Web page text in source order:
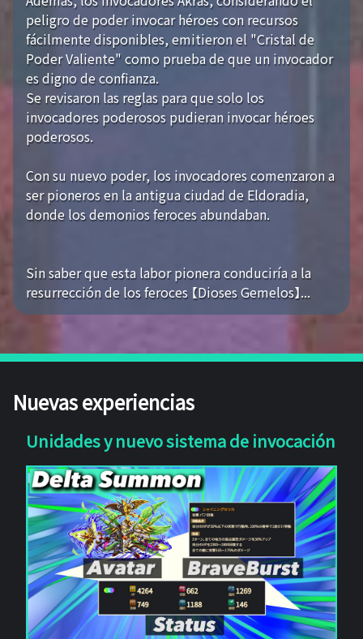
peligro de poder invocar héroes con recursos
fácilmente disponibles, emitieron el "Cristal de
Poder Valiente" como prueba de que un invocador
es digno de confianza.
Se revisaron las reglas para que solo los
invocadores poderosos pudieran invocar héroes
poderosos.
Con su nuevo poder, los invocadores comenzaron a
ser pioneros en la antigua ciudad de Eldoradia,
donde los demonios feroces abundaban.
Sin saber que esta labor pionera conduciría a la
resurrección de los feroces 【Dioses Gemelos】...
Nuevas experiencias
Unidades y nuevo sistema de invocación